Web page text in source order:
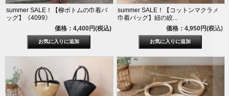
summer SALE！【柳ボトムの巾着バ
ッグ】《4099》
価格：4,400円(税込)
summer SALE！【コットンマクラメ
巾着バッグ】紐の絞...
価格：4,950円(税込)